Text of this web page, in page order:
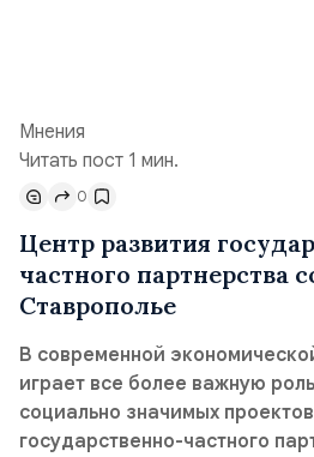
Мнения
Читать пост 1 мин.
0
Центр развития
частного партнерства
Ставрополье
В современной
играет все более важную
социально значимых
государственно-частного